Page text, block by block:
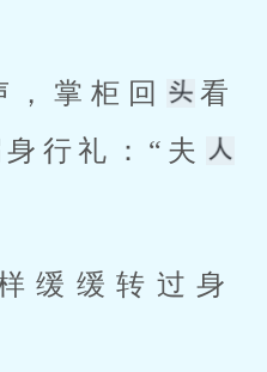
，掌柜回
看
行礼：“夫
缓缓转过身